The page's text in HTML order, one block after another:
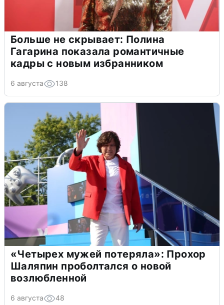
Больше не скрывает: Полина
Гагарина показала романтичные
кадры с новым избранником
6 августа 138
«Четырех мужей потеряла»: Прохор
Шаляпин проболтался о новой
возлюбленной
6 августа 48